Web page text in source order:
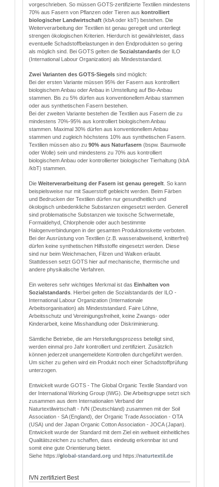
vorgeschrieben. So müssen GOTS-zertifizierte Textilien mindestens
70% aus Fasern von Pflanzen oder Tieren aus kontrolliert
biologischer Landwirtschaft (kbA oder kbT) bestehen. Die
Weiterverarbeitung der Textilien ist genau geregelt und unterliegt
strengen ökologischen Kriterien. Hierdurch ist gewährleistet, dass
eventuelle Schadstoffbelastungen in den Endprodukten so gering
als möglich sind. Bei GOTS gelten die Sozialstandards der ILO
(International Labour Organization) als Mindeststandard.
Zwei Varianten des GOTS-Siegels sind möglich:
Bei der ersten Variante müssen 95% der Fasern aus kontrolliert
biologischem Anbau oder Anbau in Umstellung auf Bio-Anbau
stammen. Bis zu 5% dürfen aus konventionellem Anbau stammen
oder aus synthetischen Fasern bestehen.
Bei der zweiten Variante bestehen die Textilien aus Fasern die zu
mindestens 70%-95% aus kontrolliert biologischem Anbau
stammen. Maximal 30% dürfen aus konventionellem Anbau
stammen und zugleich höchstens 10% aus synthetischen Fasern.
Textilien müssen also zu 90% aus Naturfasern (bspw. Baumwolle
oder Wolle) sein und mindestens zu 70% aus kontrolliert
biologischem Anbau oder kontrollierter biologischer Tierhaltung (kbA
/kbT) stammen.
Die Weiterverarbeitung der Fasern ist genau geregelt . So kann
beispielsweise nur mit Sauerstoff gebleicht werden. Beim Färben
und Bedrucken der Textilien dürfen nur gesundheitlich und
ökologisch unbedenkliche Substanzen eingesetzt werden. Generell
sind problematische Substanzen wie toxische Schwermetalle,
Formaldehyd, Chlorphenole oder auch bestimmte
Halogenverbindungen in der gesamten Produktionskette verboten.
Bei der Ausrüstung von Textilien (z.B. wasserabweisend, knitterfrei)
dürfen keine synthetischen Hilfsstoffe eingesetzt werden. Diese
sind nur beim Weichmachen, Filzen und Walken erlaubt.
Stattdessen setzt GOTS hier auf mechanische, thermische und
andere physikalische Verfahren.
Ein weiteres sehr wichtiges Merkmal ist das Einhalten von
Sozialstandards . Hierbei gelten die Sozialstandards der ILO -
International Labour Organization (Internationale
Arbeitsorganisation) als Mindeststandard. Faire Löhne,
Arbeitsschutz und Vereinigungsfreiheit, keine Zwangs- oder
Kinderarbeit, keine Misshandlung oder Diskriminierung.
Sämtliche Betriebe, die am Herstellungsprozess beteiligt sind,
werden einmal pro Jahr kontrolliert und zertifiziert. Zusätzlich
können jederzeit unangemeldete Kontrollen durchgeführt werden.
Um sicher zu gehen wird ein Produkt noch einer Schadstoffprüfung
unterzogen.
Entwickelt wurde GOTS - The Global Organic Textile Standard von
der International Working Group (IWG). Die Arbeitsgruppe setzt sich
zusammen aus dem Internationalen Verband der
Naturtextilwirtschaft - IVN (Deutschland) zusammen mit der Soil
Association - SA (England), der Organic Trade Association - OTA
(USA) und der Japan Organic Cotton Association - JOCA (Japan).
Entwickelt wurde der Standard mit dem Ziel ein weltweit einheitliches
Qualitätszeichen zu schaffen, dass eindeutig erkennbar ist und
somit eine gute Orientierung bietet.
Siehe https://global-standard.org und https://naturtextil.de
IVN zertifiziert Best